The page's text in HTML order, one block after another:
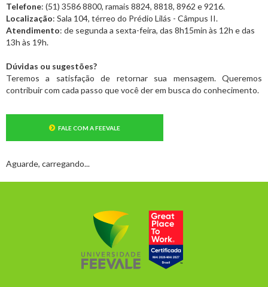
Telefone: (51) 3586 8800, ramais 8824, 8818, 8962 e 9216.
Localização: Sala 104, térreo do Prédio Lilás - Câmpus II.
Atendimento: de segunda a sexta-feira, das 8h15min às 12h e das
13h às 19h.
Dúvidas ou sugestões?
Teremos a satisfação de retornar sua mensagem. Queremos
contribuir com cada passo que você der em busca do conhecimento.
FALE COM A FEEVALE
Aguarde, carregando...